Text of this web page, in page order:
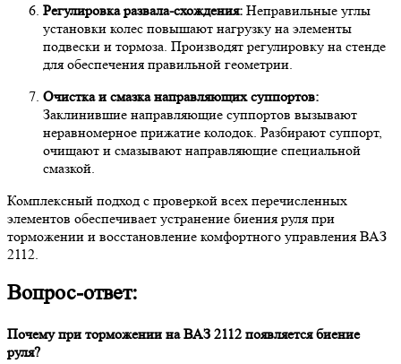
Регулировка развала-схождения: Неправильные углы
установки колес повышают нагрузку на элементы
подвески и тормоза. Производят регулировку на стенде
для обеспечения правильной геометрии.
Очистка и смазка направляющих суппортов:
Заклинившие направляющие суппортов вызывают
неравномерное прижатие колодок. Разбирают суппорт,
очищают и смазывают направляющие специальной
смазкой.
Комплексный подход с проверкой всех перечисленных
элементов обеспечивает устранение биения руля при
торможении и восстановление комфортного управления ВАЗ
2112.
Вопрос-ответ:
Почему при торможении на ВАЗ 2112 появляется биение
руля?